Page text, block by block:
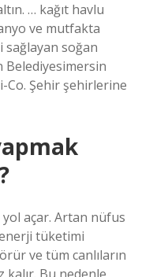
… kağıt havlu
ve mutfakta
sağlayan soğan
Co. Şehir şehirlerine
yol açar. Artan nüfus
tüketimi
ve tüm canlıların